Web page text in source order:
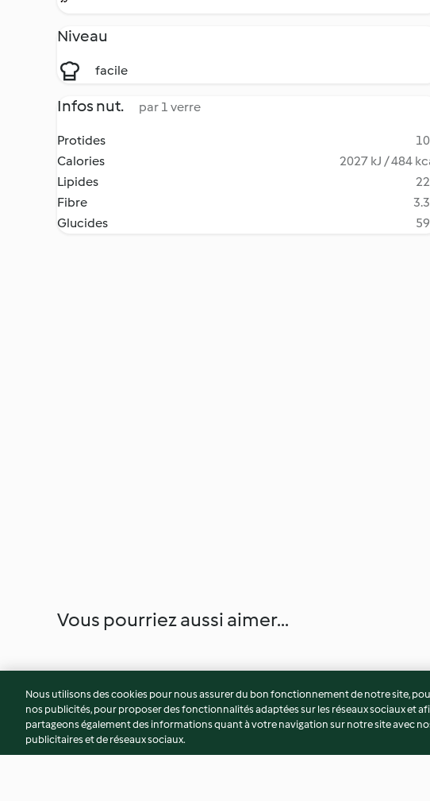
Niveau
facile
Infos nut. par 1 verre
Protides
Calories
2027 kJ / 484
Lipides
Fibre
Glucides
Vous pourriez aussi aimer...
Nous utilisons des cookies pour nous assurer du bon fonctionnement de notre site,
nos publicités, pour proposer des fonctionnalités adaptées sur les réseaux sociaux et
partageons également des informations quant à votre navigation sur notre site avec
publicitaires et de réseaux sociaux.